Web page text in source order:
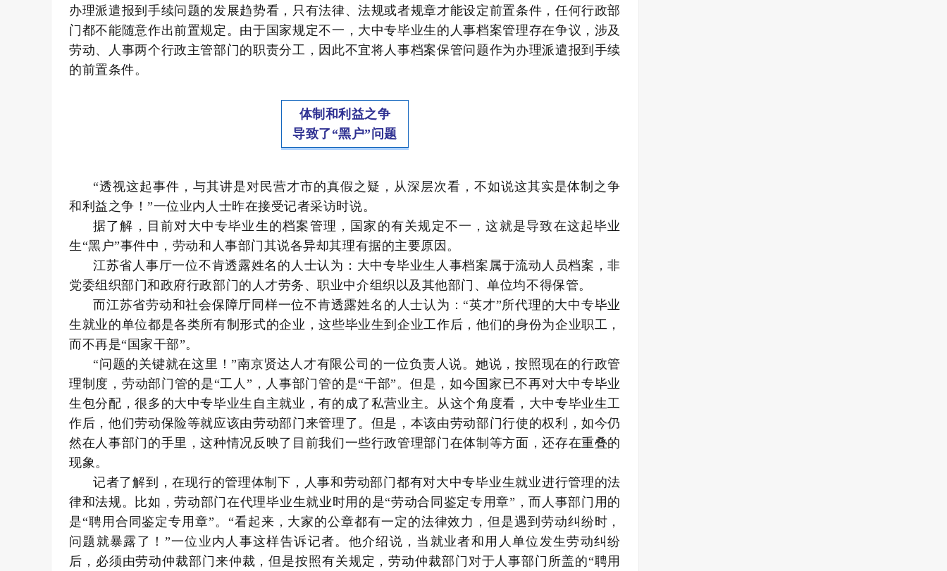
办理派遣报到手续问题的发展趋势看，只有法律、法规或者规章才能设定前置条件，任何行政部
门都不能随意作出前置规定。由于国家规定不一，大中专毕业生的人事档案管理存在争议，涉及
劳动、人事两个行政主管部门的职责分工，因此不宜将人事档案保管问题作为办理派遣报到手续
的前置条件。
体制和利益之争
导致了“黑户”问题
“透视这起事件，与其讲是对民营才市的真假之疑，从深层次看，不如说这其实是体制之争
和利益之争！”一位业内人士昨在接受记者采访时说。
据了解，目前对大中专毕业生的档案管理，国家的有关规定不一，这就是导致在这起毕业
生“黑户”事件中，劳动和人事部门其说各异却其理有据的主要原因。
江苏省人事厅一位不肯透露姓名的人士认为：大中专毕业生人事档案属于流动人员档案，非
党委组织部门和政府行政部门的人才劳务、职业中介组织以及其他部门、单位均不得保管。
而江苏省劳动和社会保障厅同样一位不肯透露姓名的人士认为：“英才”所代理的大中专毕业
生就业的单位都是各类所有制形式的企业，这些毕业生到企业工作后，他们的身份为企业职工，
而不再是“国家干部”。
“问题的关键就在这里！”南京贤达人才有限公司的一位负责人说。她说，按照现在的行政管
理制度，劳动部门管的是“工人”，人事部门管的是“干部”。但是，如今国家已不再对大中专毕业
生包分配，很多的大中专毕业生自主就业，有的成了私营业主。从这个角度看，大中专毕业生工
作后，他们劳动保险等就应该由劳动部门来管理了。但是，本该由劳动部门行使的权利，如今仍
然在人事部门的手里，这种情况反映了目前我们一些行政管理部门在体制等方面，还存在重叠的
现象。
记者了解到，在现行的管理体制下，人事和劳动部门都有对大中专毕业生就业进行管理的法
律和法规。比如，劳动部门在代理毕业生就业时用的是“劳动合同鉴定专用章”，而人事部门用的
是“聘用合同鉴定专用章”。“看起来，大家的公章都有一定的法律效力，但是遇到劳动纠纷时，
问题就暴露了！”一位业内人事这样告诉记者。他介绍说，当就业者和用人单位发生劳动纠纷
后，必须由劳动仲裁部门来仲裁，但是按照有关规定，劳动仲裁部门对于人事部门所盖的“聘用